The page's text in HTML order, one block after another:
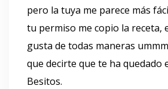
pero la tuya me parece más
tu permiso me copio la receta,
gusta de todas maneras
que decirte que te ha quedado
Besitos.